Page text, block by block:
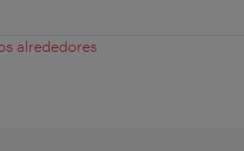
alrededores